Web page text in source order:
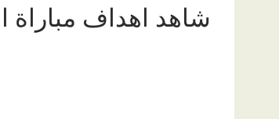
شاهد اهداف مباراة